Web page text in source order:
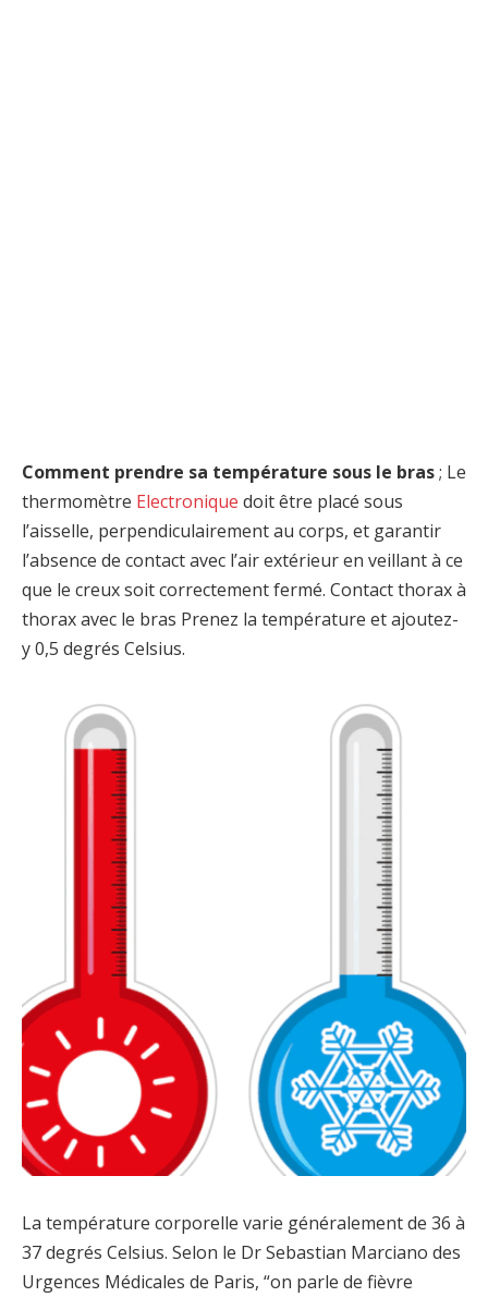
Comment prendre sa température sous le bras; Le
thermomètre Electronique doit être placé sous
l’aisselle, perpendiculairement au corps, et garantir
l’absence de contact avec l’air extérieur en veillant à ce
que le creux soit correctement fermé. Contact thorax à
thorax avec le bras Prenez la température et ajoutez-
y 0,5 degrés Celsius.
La température corporelle varie généralement de 36 à
37 degrés Celsius. Selon le Dr Sebastian Marciano des
Urgences Médicales de Paris, “on parle de fièvre